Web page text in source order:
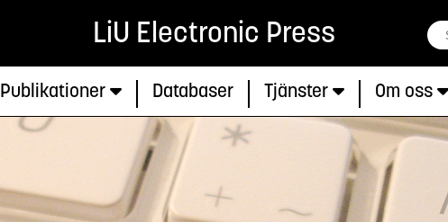
LiU Electronic Press
Publikationer Databaser Tjänster Om oss